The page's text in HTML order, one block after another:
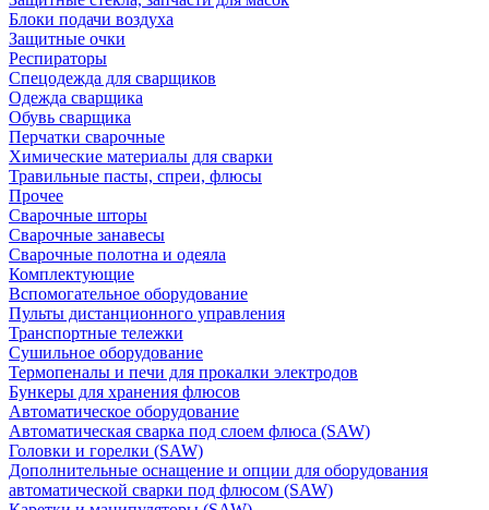
Блоки подачи воздуха
Защитные очки
Респираторы
Спецодежда для сварщиков
Одежда сварщика
Обувь сварщика
Перчатки сварочные
Химические материалы для сварки
Травильные пасты, спреи, флюсы
Прочее
Сварочные шторы
Сварочные занавесы
Сварочные полотна и одеяла
Комплектующие
Вспомогательное оборудование
Пульты дистанционного управления
Транспортные тележки
Сушильное оборудование
Термопеналы и печи для прокалки электродов
Бункеры для хранения флюсов
Автоматическое оборудование
Автоматическая сварка под слоем флюса (SAW)
Головки и горелки (SAW)
Дополнительные оснащение и опции для оборудования
автоматической сварки под флюсом (SAW)